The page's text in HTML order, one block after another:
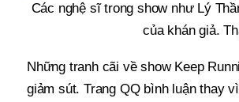
Các nghệ sĩ trong show như Lý
của khán giả.
Những tranh cãi về show Keep
giảm sút. Trang QQ bình luận thay